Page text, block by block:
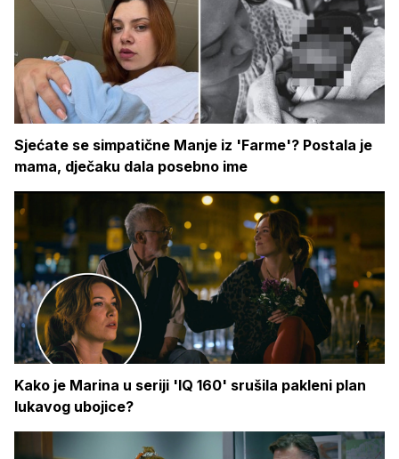
Sjećate se simpatične Manje iz 'Farme'? Postala je
mama, dječaku dala posebno ime
Kako je Marina u seriji 'IQ 160' srušila pakleni plan
lukavog ubojice?